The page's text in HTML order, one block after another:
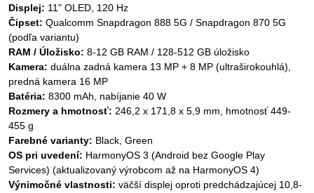
Displej: 11" OLED, 120 Hz
Čipset: Qualcomm Snapdragon 888 5G / Snapdragon 870 5G
(podľa variantu)
RAM / Úložisko: 8-12 GB RAM / 128-512 GB úložisko
Kamera: duálna zadná kamera 13 MP + 8 MP (ultraširokouhlá),
predná kamera 16 MP
Batéria: 8300 mAh, nabíjanie 40 W
Rozmery a hmotnosť: 246,2 x 171,8 x 5,9 mm, hmotnosť 449-
455 g
Farebné varianty: Black, Green
OS pri uvedení: HarmonyOS 3 (Android bez Google Play
Services) (aktualizovaný výrobcom až na HarmonyOS 4)
Výnimočné vlastnosti: väčší displej oproti predchádzajúcej 10,8-